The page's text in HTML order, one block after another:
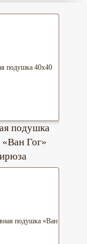
подушка
Гог»